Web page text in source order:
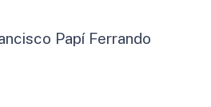
Papí Ferrando